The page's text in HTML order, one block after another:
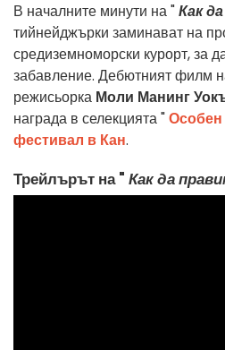
В началните минути на "Как
тийнейджърки заминават на
средиземноморски курорт, за
забавление. Дебютният филм
режисьорка Моли Манинг
награда в селекцията "
фестивал в Кан.
Трейлърът на " Как да